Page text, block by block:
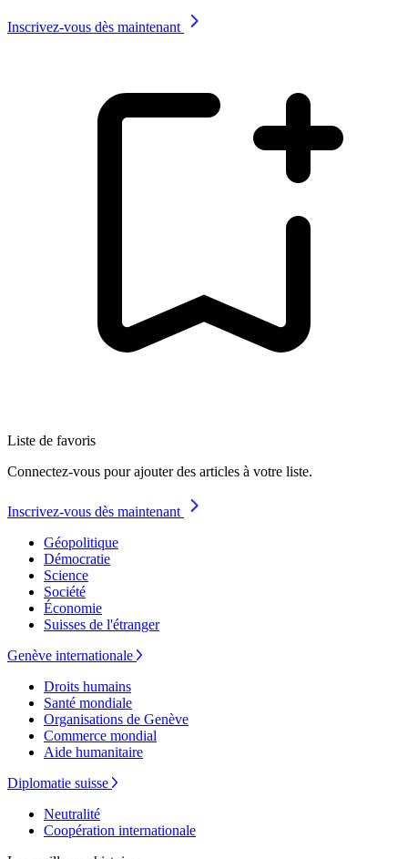
Inscrivez-vous dès maintenant
Liste de favoris
Connectez-vous pour ajouter des articles à votre liste.
Inscrivez-vous dès maintenant
Géopolitique
Démocratie
Science
Société
Économie
Suisses de l'étranger
Genève internationale
Droits humains
Santé mondiale
Organisations de Genève
Commerce mondial
Aide humanitaire
Diplomatie suisse
Neutralité
Coopération internationale